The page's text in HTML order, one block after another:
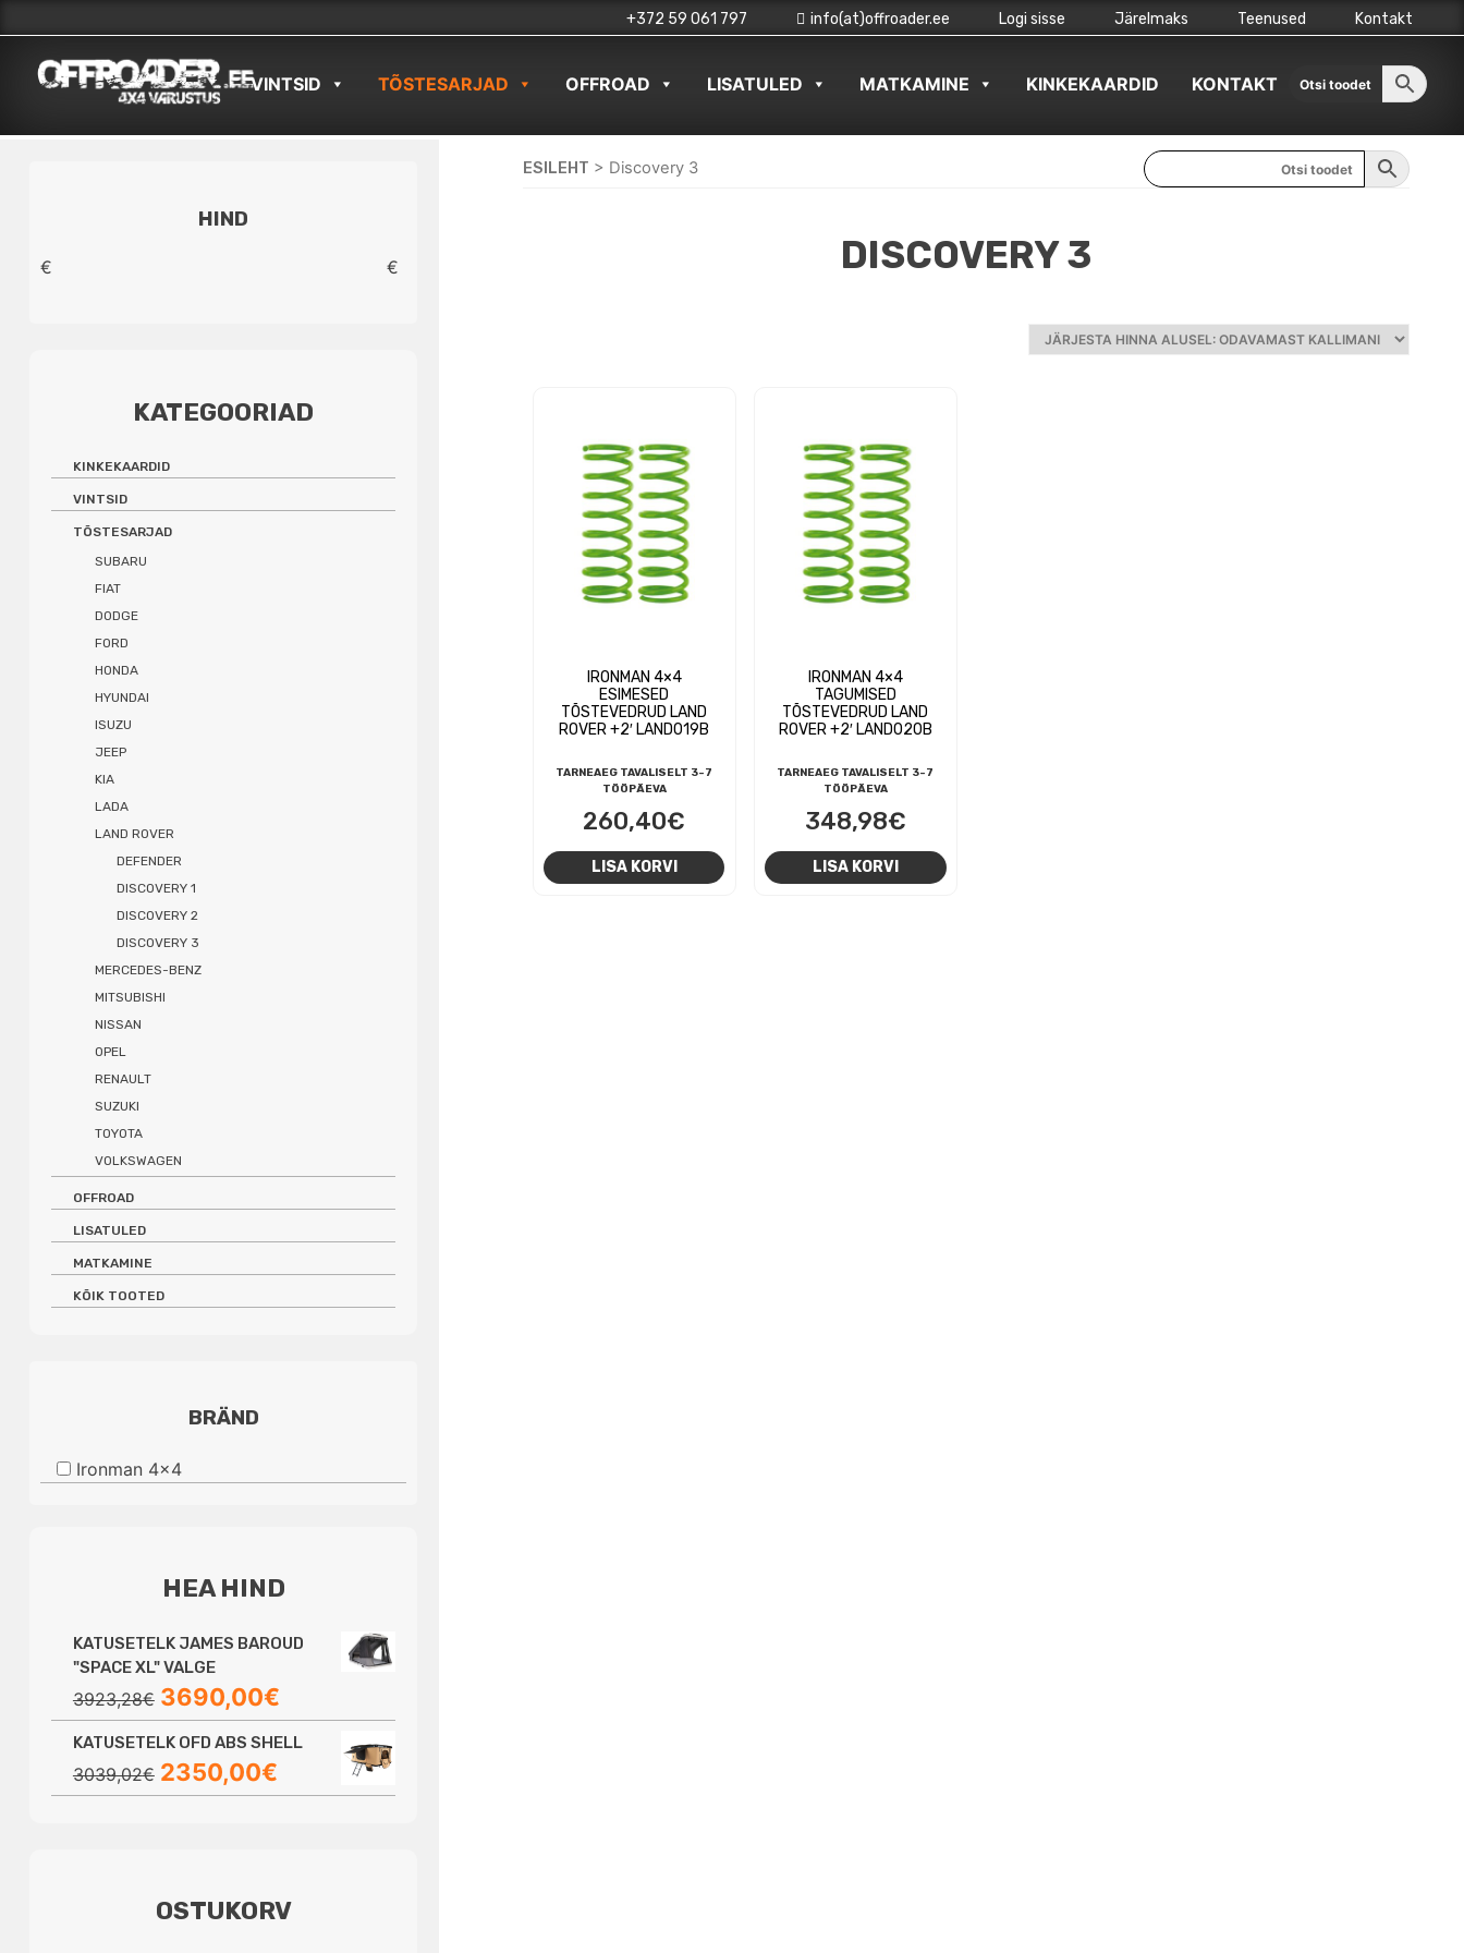
content
+372 59 061 797 info(at)offroader.ee Logi sisse Järelmaks Teenused Kontakt
VINTSID TÕSTESARJAD OFFROAD LISATULED MATKAMINE KINKEKAARDID KONTAKT
ESILEHT > Discovery 3
DISCOVERY 3
IRONMAN 4×4
ESIMESED
TÕSTEVEDRUD LAND
ROVER +2′ LAND019B
TARNEAEG TAVALISELT 3-7
TÖÖPÄEVA
260,40€
LISA KORVI
IRONMAN 4×4
TAGUMISED
TÕSTEVEDRUD LAND
ROVER +2′ LAND020B
TARNEAEG TAVALISELT 3-7
TÖÖPÄEVA
348,98€
LISA KORVI
HIND
€ €
KATEGOORIAD
KINKEKAARDID
VINTSID
TÕSTESARJAD
SUBARU
FIAT
DODGE
FORD
HONDA
HYUNDAI
ISUZU
JEEP
KIA
LADA
LAND ROVER
DEFENDER
DISCOVERY 1
DISCOVERY 2
DISCOVERY 3
MERCEDES-BENZ
MITSUBISHI
NISSAN
OPEL
RENAULT
SUZUKI
TOYOTA
VOLKSWAGEN
OFFROAD
LISATULED
MATKAMINE
KÕIK TOOTED
BRÄND
Ironman 4x4
HEA HIND
KATUSETELK JAMES BAROUD
"SPACE XL" VALGE
3923,28€ Algne
hind
oli:
3923,28€.
3690,00€Praegune
hind
on:
3690,00€.
KATUSETELK OFD ABS SHELL
3039,02€ Algne
hind
2350,00€Praegune
hind
OSTUKORV